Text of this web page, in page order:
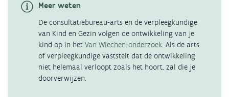
Meer weten
De consultatiebureau-arts en de verpleegkundige
van Kind en Gezin volgen de ontwikkeling van je
kind op in het Van Wiechen-onderzoek. Als de arts
of verpleegkundige vaststelt dat de ontwikkeling
niet helemaal verloopt zoals het hoort, zal die je
doorverwijzen.